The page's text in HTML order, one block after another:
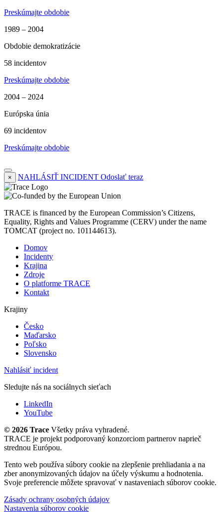
Preskúmajte obdobie
1989 – 2004
Obdobie demokratizácie
58 incidentov
Preskúmajte obdobie
2004 – 2024
Európska únia
69 incidentov
Preskúmajte obdobie
× NAHLÁSIŤ INCIDENT Odoslať teraz
TRACE is financed by the European Commission’s Citizens,
Equality, Rights and Values Programme (CERV) under the name
TOMCAT (project no. 101144613).
Domov
Incidenty
Krajina
Zdroje
O platforme TRACE
Kontakt
Krajiny
Česko
Maďarsko
Poľsko
Slovensko
Nahlásiť incident
Sledujte nás na sociálnych sieťach
LinkedIn
YouTube
© 2026 Trace Všetky práva vyhradené.
TRACE je projekt podporovaný konzorciom partnerov naprieč
strednou Európou.
Tento web používa súbory cookie na zlepšenie prehliadania a na
zber anonymizovaných údajov na účely výskumu a hodnotenia.
Svoje preferencie môžete spravovať v nastaveniach súborov cookie.
Zásady ochrany osobných údajov
Nastavenia súborov cookie